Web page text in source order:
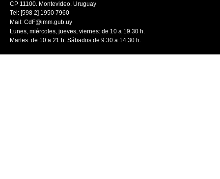
CP 11100. Montevideo. Uruguay
Tel: [598 2] 1950 7960
Mail: CdF@imm.gub.uy
Lunes, miércoles, jueves, viernes: de 10 a 19.30 h.
Martes: de 10 a 21 h. Sábados de 9.30 a 14.30 h.